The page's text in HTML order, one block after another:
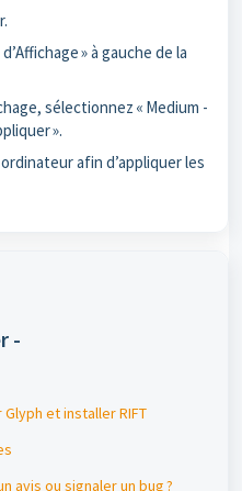
» à gauche de la
sélectionnez « Medium -
».
afin d’appliquer les
-
Glyph et installer RIFT
avis ou signaler un bug ?